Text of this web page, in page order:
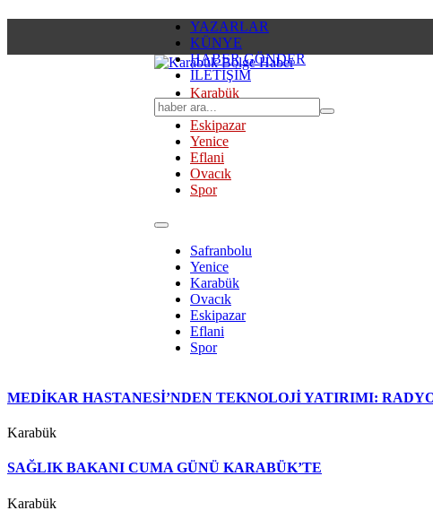
YAZARLAR
KÜNYE
HABER GÖNDER
İLETİŞİM
Karabük
Safranbolu
Eskipazar
Yenice
Eflani
Ovacık
Spor
Safranbolu
Yenice
Karabük
Ovacık
Eskipazar
Eflani
Spor
MEDİKAR HASTANESİ’NDEN TEKNOLOJİ YATIRIMI:
Karabük
SAĞLIK BAKANI CUMA GÜNÜ KARABÜK’TE
Karabük